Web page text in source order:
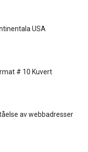
USA
# 10 Kuvert
av webbadresser